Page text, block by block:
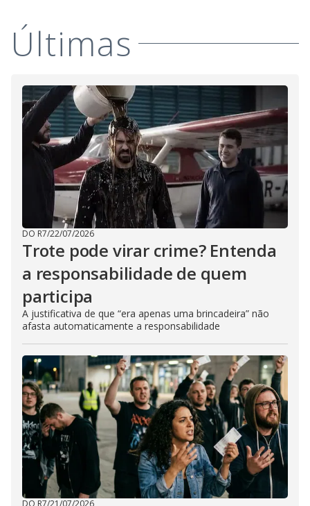
Últimas
DO R7/22/07/2026
Trote pode virar crime? Entenda
a responsabilidade de quem
participa
A justificativa de que “era apenas uma brincadeira” não
afasta automaticamente a responsabilidade
DO R7/21/07/2026